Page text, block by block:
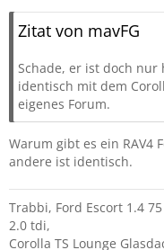
Zitat von mavFG
Schade, er ist doch nur
identisch mit dem
eigenes Forum.
Warum gibt es ein RAV4
andere ist identisch.
Trabbi, Ford Escort 1.4
2.0 tdi,
Corolla TS Lounge